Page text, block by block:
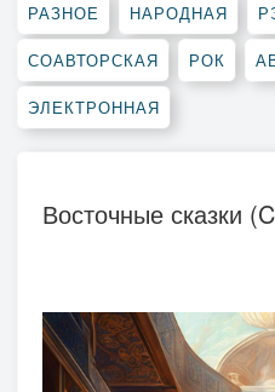
РАЗНОЕ НАРОДНАЯ
СОАВТОРСКАЯ РОК
ЭЛЕКТРОННАЯ
Восточные сказки